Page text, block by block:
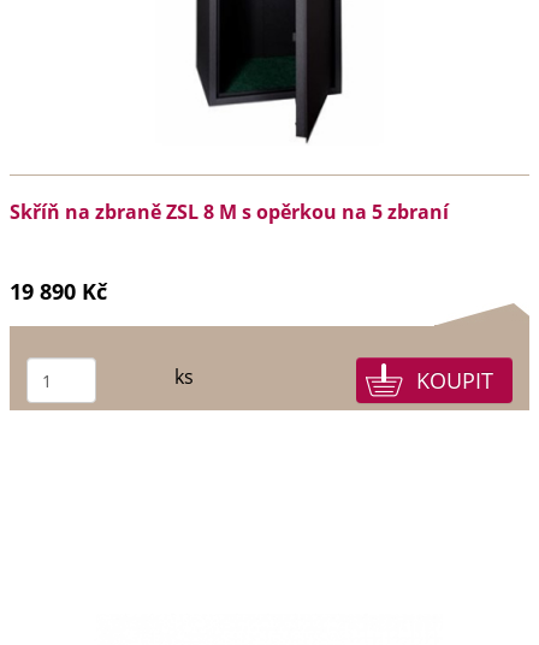
Skříň na zbraně ZSL 8 M s opěrkou na 5 zbraní
19 890 Kč
ks